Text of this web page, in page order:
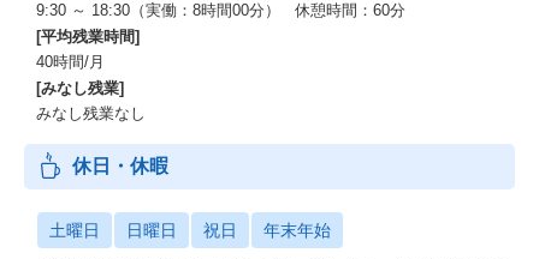
9:30 ～ 18:30（実働：8時間00分） 休憩時間：60分
[平均残業時間]
40時間/月
[みなし残業]
みなし残業なし
休日・休暇
土曜日 日曜日 祝日 年末年始